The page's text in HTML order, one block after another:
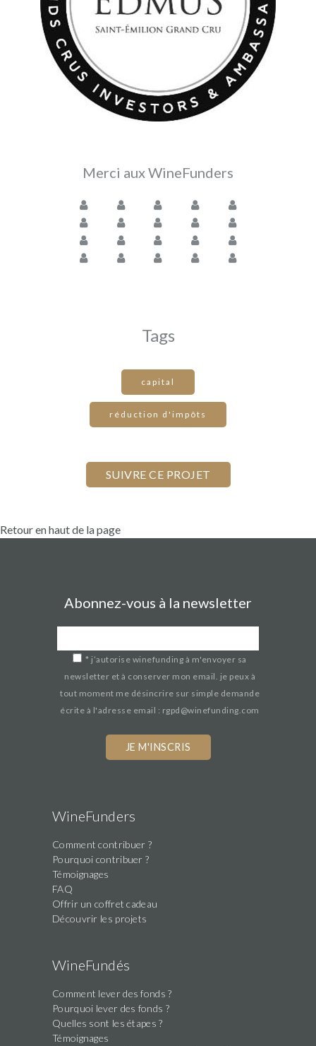
Merci aux WineFunders
Tags
capital
réduction d'impôts
Retour en haut de la page
Abonnez-vous à la newsletter
* j’autorise winefunding à m'envoyer sa
newsletter et à conserver mon email. je peux à
tout moment me désincrire sur simple demande
écrite à l'adresse email : rgpd@winefunding.com
this
field
WineFunders
Comment contribuer ?
Pourquoi contribuer ?
Témoignages
FAQ
Offrir un coffret cadeau
Découvrir les projets
WineFundés
Comment lever des fonds ?
Pourquoi lever des fonds ?
Quelles sont les étapes ?
Témoignages